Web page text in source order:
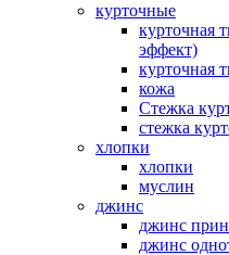
курточные
курточная
эффект)
курточная
кожа
Стежка
стежка
хлопки
хлопки
муслин
джинс
джинс
джинс